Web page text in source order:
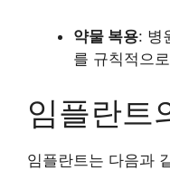
약물 복용: 병
를 규칙적으
임플란트
임플란트는 다음과